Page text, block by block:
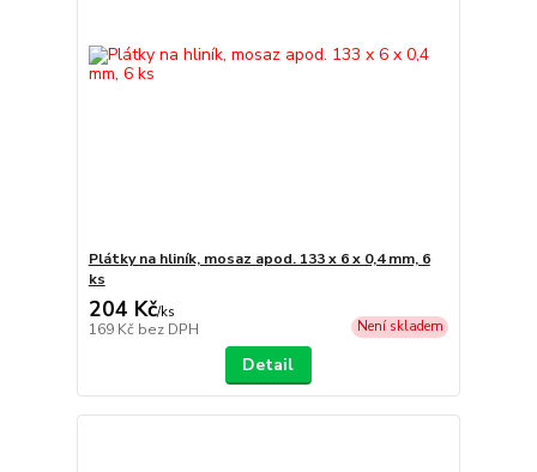
Plátky na hliník, mosaz apod. 133 x 6 x 0,4 mm, 6
ks
204 Kč/ks
169 Kč bez DPH Není skladem
Detail